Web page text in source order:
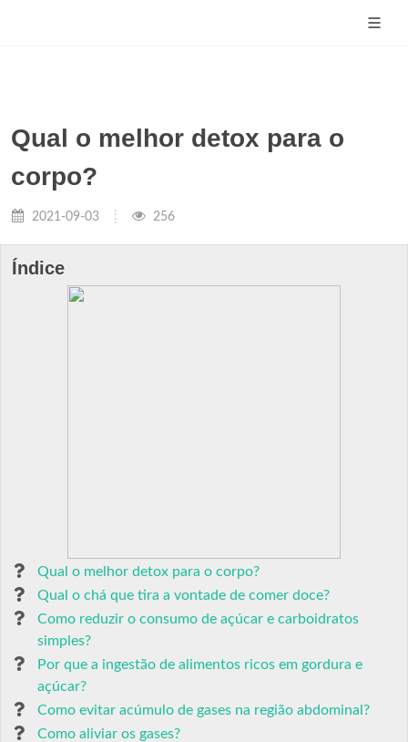
Qual o melhor detox para o
corpo?
2021-09-03 256
Índice
Qual o melhor detox para o corpo?
Qual o chá que tira a vontade de comer doce?
Como reduzir o consumo de açúcar e carboidratos
simples?
Por que a ingestão de alimentos ricos em gordura e
açúcar?
Como evitar acúmulo de gases na região abdominal?
Como aliviar os gases?